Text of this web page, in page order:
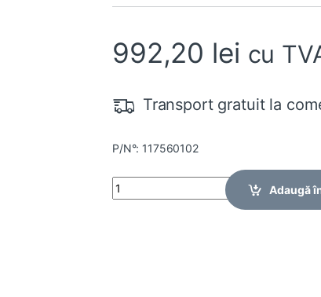
992,20 lei cu
Transport gratuit la
P/N°: 117560102
Quantity
Adaugă